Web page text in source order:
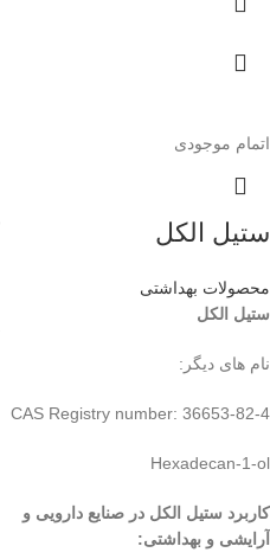
اتمام موجودی
ستیل الکل
محصولات بهداشتی
ستیل الکل
نام های دیگر:
CAS Registry number: 36653-82-4
Hexadecan-1-ol
کاربرد ستیل الکل در صنایع دارویی و
آرایشی و بهداشتی: